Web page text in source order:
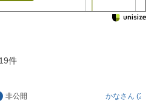
19
非公開
かな
2